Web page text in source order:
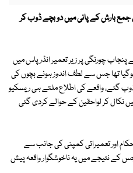
جمع بارش کے پانی میں دو بچے ڈوب کر
چورنگی پر زیر تعمیر انڈر پاس میں
تھا جس سے لطف اندوز ہونے بچوں کی
تھی ، اسی اثنا میں 2 بچے ڈوب گئے، واقعے کی اطلاع ملتے ہی ریسکیو
نکال کر لواحقین کے حوالے کردی گئی
اور تعمیراتی کمپنی کی جانب سے
کے نتیجے میں یہ ناخوشگوار واقعہ پیش